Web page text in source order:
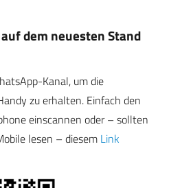
dem neuesten Stand
Kanal, um die
zu erhalten. Einfach den
einscannen oder – sollten
lesen – diesem Link